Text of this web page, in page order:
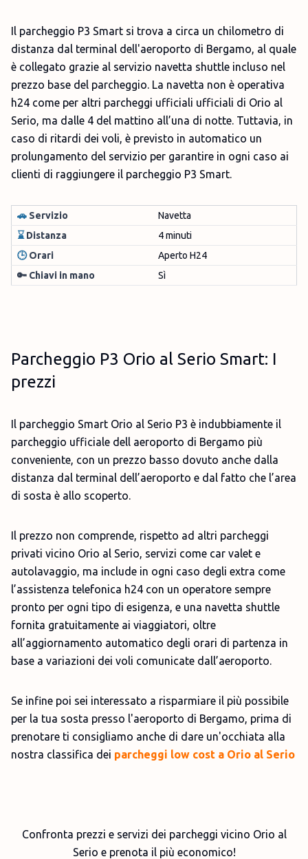
Il parcheggio P3 Smart si trova a circa un chilometro di
distanza dal terminal dell'aeroporto di Bergamo, al quale
è collegato grazie al servizio navetta shuttle incluso nel
prezzo base del parcheggio. La navetta non è operativa
h24 come per altri parcheggi ufficiali ufficiali di Orio al
Serio, ma dalle 4 del mattino all’una di notte. Tuttavia, in
caso di ritardi dei voli, è previsto in automatico un
prolungamento del servizio per garantire in ogni caso ai
clienti di raggiungere il parcheggio P3 Smart.
🚗 Servizio
Navetta
⌛ Distanza
4 minuti
🕒Orari
Aperto H24
🔑 Chiavi in mano
Sì
Parcheggio P3 Orio al Serio Smart: I
prezzi
Il parcheggio Smart Orio al Serio P3 è indubbiamente il
parcheggio ufficiale dell aeroporto di Bergamo più
conveniente, con un prezzo basso dovuto anche dalla
distanza dal terminal dell’aeroporto e dal fatto che l’area
di sosta è allo scoperto.
Il prezzo non comprende, rispetto ad altri parcheggi
privati vicino Orio al Serio, servizi come car valet e
autolavaggio, ma include in ogni caso degli extra come
l’assistenza telefonica h24 con un operatore sempre
pronto per ogni tipo di esigenza, e una navetta shuttle
fornita gratuitamente ai viaggiatori, oltre
all’aggiornamento automatico degli orari di partenza in
base a variazioni dei voli comunicate dall’aeroporto.
Se infine poi sei interessato a risparmiare il più possibile
per la tua sosta presso l'aeroporto di Bergamo, prima di
prenotare ti consigliamo anche di dare un'occhiata alla
nostra classifica dei parcheggi low cost a Orio al Serio
Confronta prezzi e servizi dei parcheggi vicino Orio al
Serio e prenota il più economico!